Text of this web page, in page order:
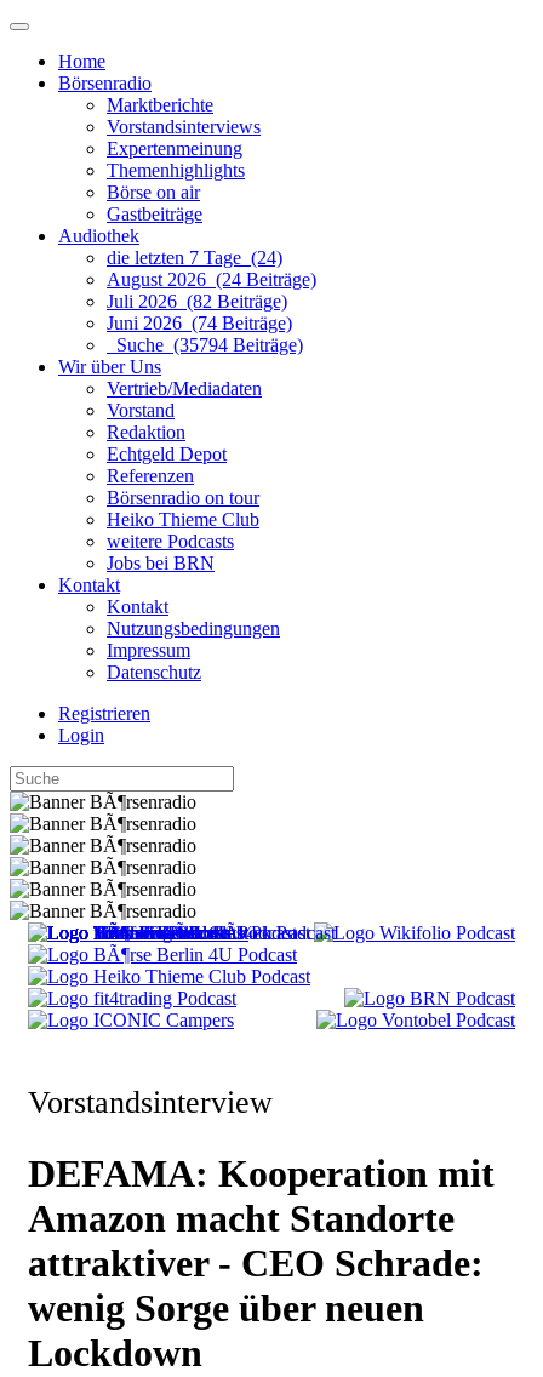
Home
Börsenradio
Marktberichte
Vorstandsinterviews
Expertenmeinung
Themenhighlights
Börse on air
Gastbeiträge
Audiothek
die letzten 7 Tage (24)
August 2026 (24 Beiträge)
Juli 2026 (82 Beiträge)
Juni 2026 (74 Beiträge)
Suche (35794 Beiträge)
Wir über Uns
Vertrieb/Mediadaten
Vorstand
Redaktion
Echtgeld Depot
Referenzen
Börsenradio on tour
Heiko Thieme Club
weitere Podcasts
Jobs bei BRN
Kontakt
Kontakt
Nutzungsbedingungen
Impressum
Datenschutz
Registrieren
Login
Vorstandsinterview
DEFAMA: Kooperation mit
Amazon macht Standorte
attraktiver - CEO Schrade:
wenig Sorge über neuen
Lockdown